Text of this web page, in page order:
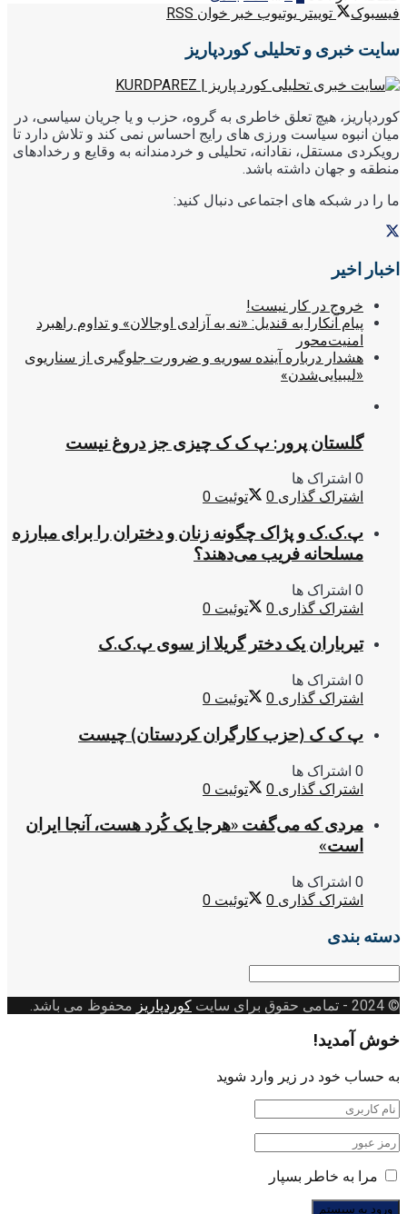
فیسبوک
توییتر یوتیوب خبر خوان RSS
سایت خبری و تحلیلی کوردپاریز
کوردپاریز، هیچ تعلق خاطری به گروه، حزب و یا جریان سیاسی، در
میان انبوه سیاست ورزی های رایج احساس نمی کند و تلاش دارد تا
رویکردی مستقل، نقادانه، تحلیلی و خردمندانه به وقایع و رخدادهای
منطقه و جهان داشته باشد.
ما را در شبکه های اجتماعی دنبال کنید:
اخبار اخیر
خروج در کار نیست!
پیام آنکارا به قندیل: «نه به آزادی اوجالان» و تداوم راهبرد
امنیت‌محور
هشدار درباره آینده سوریه و ضرورت جلوگیری از سناریوی
«لیبیایی‌شدن»
گلستان پرور: پ ک ک چیزی جز دروغ نیست
0 اشتراک ها
اشتراک گذاری 0 توئیت 0
پ.ک.ک و پژاک چگونه زنان و دختران را برای مبارزه
مسلحانه فریب می‌دهند؟
0 اشتراک ها
اشتراک گذاری 0 توئیت 0
تیرباران یک دختر گریلا از سوی پ.ک.ک
0 اشتراک ها
اشتراک گذاری 0 توئیت 0
پ ک ک (حزب کارگران کردستان) چیست
0 اشتراک ها
اشتراک گذاری 0 توئیت 0
مردی که می‌گفت «هرجا یک کُرد هست، آنجا ایران
است»
0 اشتراک ها
اشتراک گذاری 0 توئیت 0
دسته بندی
دسته
© 2024
- تمامی حقوق برای سایت کوردپاریز محفوظ می باشد.
خوش آمدید!
به حساب خود در زیر وارد شوید
مرا به خاطر بسپار